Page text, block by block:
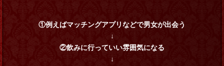
①例えばマッチングアプリなどで男女が出会う
↓
②飲みに行っていい雰囲気になる
↓